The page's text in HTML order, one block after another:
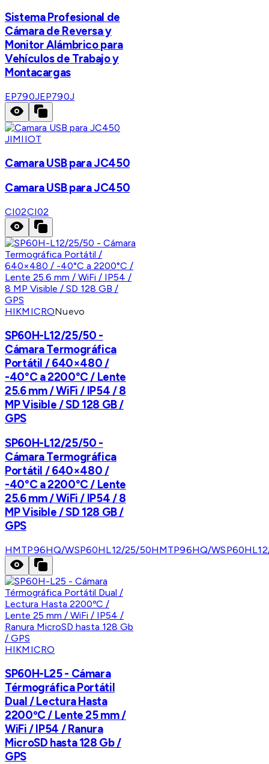
Sistema Profesional de
Cámara de Reversa y
Monitor Alámbrico para
Vehículos de Trabajo y
Montacargas
EP790JEP790J
JIMIIOT
Camara USB para JC450
Camara USB para JC450
CI02CI02
HIKMICRONuevo
SP60H-L12/25/50 -
Cámara Termográfica
Portátil / 640×480 /
-40°C a 2200°C / Lente
25.6 mm / WiFi / IP54 / 8
MP Visible / SD 128 GB /
GPS
SP60H-L12/25/50 -
Cámara Termográfica
Portátil / 640×480 /
-40°C a 2200°C / Lente
25.6 mm / WiFi / IP54 / 8
MP Visible / SD 128 GB /
GPS
HMTP96HQ/WSP60HL12/25/50HMTP96HQ/
HIKMICRO
SP60H-L25 - Cámara
Térmográfica Portátil
Dual / Lectura Hasta
2200ºC / Lente 25 mm /
WiFi / IP54 / Ranura
MicroSD hasta 128 Gb /
GPS